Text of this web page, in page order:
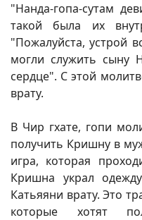
"Нанда-гопа-сутам
такой была их
"Пожалуйста, устрой
могли служить сыну
сердце". С этой
врату.
В Чир гхате, гопи
получить Кришну в
игра, которая
Кришна украл
Катьяяни врату. Это
которые хотят